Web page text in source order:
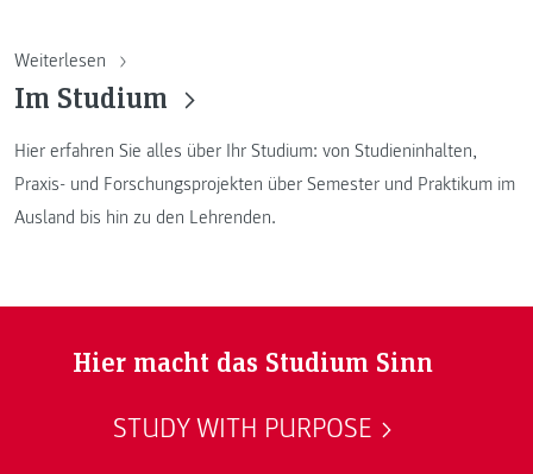
Weiterlesen
Im Studium
Hier erfahren Sie alles über Ihr Studium: von Studieninhalten,
Praxis- und Forschungsprojekten über Semester und Praktikum im
Ausland bis hin zu den Lehrenden.
Hier macht das Studium Sinn
STUDY WITH PURPOSE